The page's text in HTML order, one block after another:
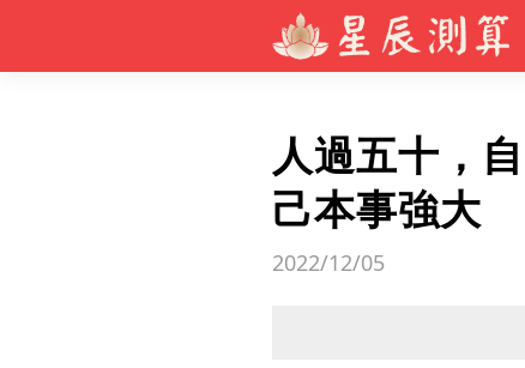
人過五十，
己本事強大
2022/12/05